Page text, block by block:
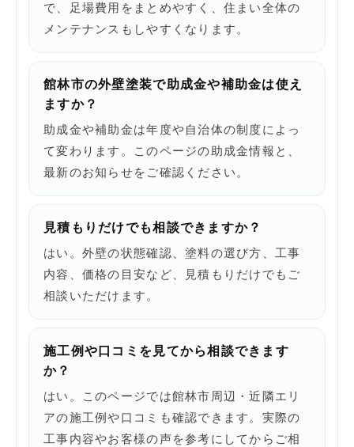
で、足場費用をまとめやすく、住まい全体の
メンテナンスもしやすくなります。
館林市の外壁塗装で助成金や補助金は使え
ますか？
助成金や補助金は年度や自治体の制度によっ
て変わります。このページの助成金情報と、
最新のお知らせをご確認ください。
見積もりだけでも相談できますか？
はい。外壁の状態確認、塗料の選び方、工事
内容、価格の目安など、見積もりだけでもご
相談いただけます。
施工例や口コミを見てから相談できます
か？
はい。このページでは館林市周辺・近隣エリ
アの施工例や口コミも確認できます。実際の
工事内容やお客様の声を参考にしてからご相